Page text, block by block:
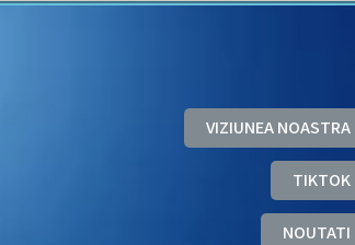
VIZIUNEA NOASTRA
TIKTOK
NOUTATI